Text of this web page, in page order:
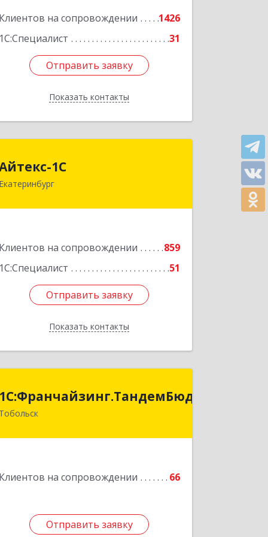
Клиентов на сопровождении
1426
1С:Специалист
31
Отправить заявку
Показать контакты
Подробнее
Отправить заявку
Назад
1С
Екатеринбург
Клиентов на сопровождении
859
1С:Специалист
51
Отправить заявку
Показать контакты
Подробнее
Отправить заявку
Назад
1С:Франчайзинг.ТандемБюджет
Тобольск
Клиентов на сопровождении 66
Отправить заявку
Отправить заявку